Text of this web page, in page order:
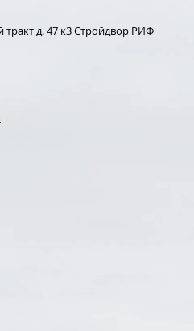
тракт д. 47 к3 Стройдвор РИФ